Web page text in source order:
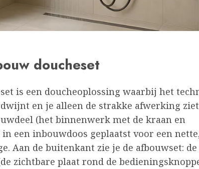
doucheset
is een doucheoplossing waarbij het
en je alleen de strakke afwerking
(het binnenwerk met de kraan en
een inbouwdoos geplaatst voor een
Aan de buitenkant zie je de afbouwset: de
zichtbare plaat rond de